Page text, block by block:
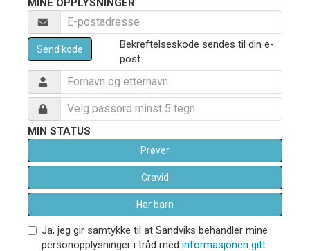
Send kode
Bekreftelseskode sendes til din e-
post.
MIN STATUS
Prøver
Gravid
Har barn
Ja, jeg gir samtykke til at Sandviks behandler mine
personopplysninger i tråd med informasjonen gitt